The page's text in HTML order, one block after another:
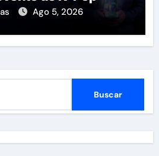
Ago 5, 2026